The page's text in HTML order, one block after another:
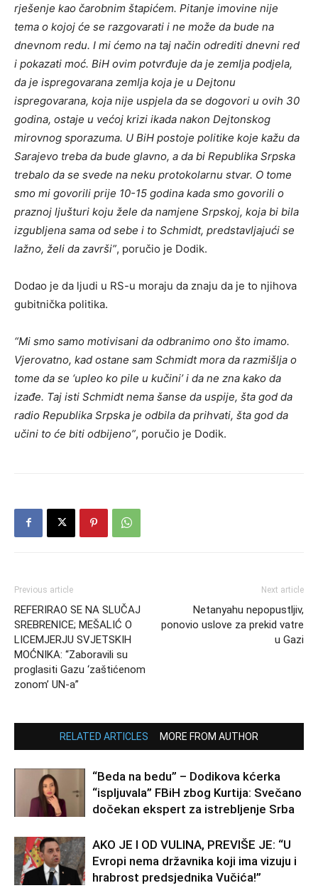
rješenje kao čarobnim štapićem. Pitanje imovine nije
tema o kojoj će se razgovarati i ne može da bude na
dnevnom redu. I mi ćemo na taj način odrediti dnevni red
i pokazati moć. BiH ovim potvrđuje da je zemlja podjela,
da je ispregovarana zemlja koja je u Dejtonu
ispregovarana, koja nije uspjela da se dogovori u ovih 30
godina, ostaje u većoj krizi ikada nakon Dejtonskog
mirovnog sporazuma. U BiH postoje politike koje kažu da
Sarajevo treba da bude glavno, a da bi Republika Srpska
trebalo da se svede na neku protokolarnu stvar. O tome
smo mi govorili prije 10-15 godina kada smo govorili o
praznoj ljušturi koju žele da namjene Srpskoj, koja bi bila
izgubljena sama od sebe i to Schmidt, predstavljajući se
lažno, želi da završi”, poručio je Dodik.
Dodao je da ljudi u RS-u moraju da znaju da je to njihova
gubitnička politika.
“Mi smo samo motivisani da odbranimo ono što imamo.
Vjerovatno, kad ostane sam Schmidt mora da razmišlja o
tome da se ‘upleo ko pile u kučini’ i da ne zna kako da
izađe. Taj isti Schmidt nema šanse da uspije, šta god da
radio Republika Srpska je odbila da prihvati, šta god da
učini to će biti odbijeno”, poručio je Dodik.
Previous article
REFERIRAO SE NA SLUČAJ
SREBRENICE; MEŠALIĆ O
LICEMJERJU SVJETSKIH
MOĆNIKA: “Zaboravili su
proglasiti Gazu ‘zaštićenom
zonom’ UN-a”
Next article
Netanyahu nepopustljiv,
ponovio uslove za prekid vatre
u Gazi
RELATED ARTICLES MORE FROM AUTHOR
“Beda na bedu” – Dodikova kćerka
“ispljuvala” FBiH zbog Kurtija: Svečano
dočekan ekspert za istrebljenje Srba
AKO JE I OD VULINA, PREVIŠE JE: “U
Evropi nema državnika koji ima vizuju i
hrabrost predsjednika Vučića!”